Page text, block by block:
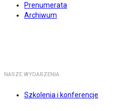
Prenumerata
Archiwum
NASZE WYDARZENIA
Szkolenia i konferencje